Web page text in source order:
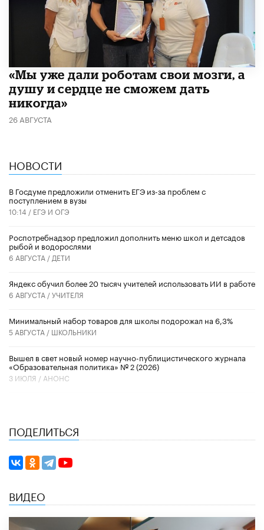
«Мы уже дали роботам свои мозги, а
душу и сердце не сможем дать
никогда»
26 АВГУСТА
НОВОСТИ
В Госдуме предложили отменить ЕГЭ из-за проблем с
поступлением в вузы
10:14 / ЕГЭ И ОГЭ
Роспотребнадзор предложил дополнить меню школ и детсадов
рыбой и водорослями
6 АВГУСТА / ДЕТИ
​Яндекс обучил более 20 тысяч учителей использовать ИИ в работе
6 АВГУСТА /УЧИТЕЛЯ
Минимальный набор товаров для школы подорожал на 6,3%
5 АВГУСТА / ШКОЛЬНИКИ
Вышел в свет новый номер научно-публицистического журнала
«Образовательная политика» № 2 (2026)
3 ИЮЛЯ / АНОНС
ПОДЕЛИТЬСЯ
ВИДЕО